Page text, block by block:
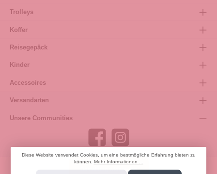
Trolleys
Koffer
Reisegepäck
Kinder
Accessoires
Versandarten
Unsere Communities
Bestellung widerrufen
Diese Website verwendet Cookies, um eine bestmögliche Erfahrung bieten zu
können. Mehr Informationen ...